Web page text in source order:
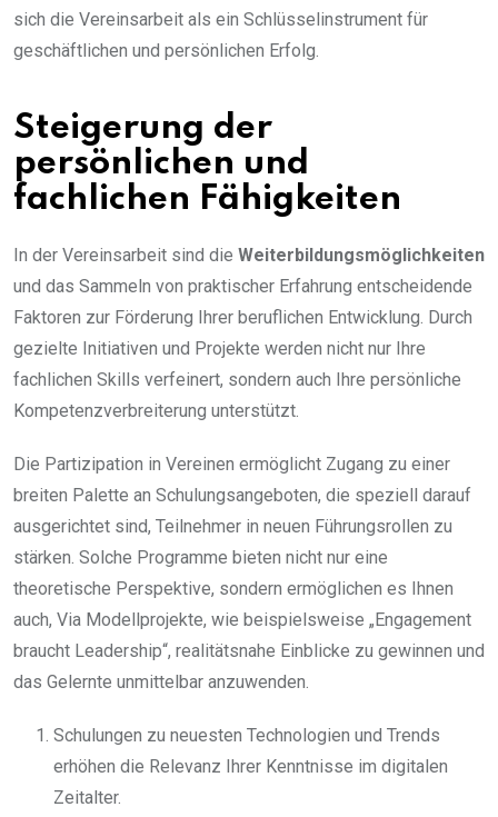
sich die Vereinsarbeit als ein Schlüsselinstrument für
geschäftlichen und persönlichen Erfolg.
Steigerung der
persönlichen und
fachlichen Fähigkeiten
In der Vereinsarbeit sind die Weiterbildungsmöglichkeiten
und das Sammeln von praktischer Erfahrung entscheidende
Faktoren zur Förderung Ihrer beruflichen Entwicklung. Durch
gezielte Initiativen und Projekte werden nicht nur Ihre
fachlichen Skills verfeinert, sondern auch Ihre persönliche
Kompetenzverbreiterung unterstützt.
Die Partizipation in Vereinen ermöglicht Zugang zu einer
breiten Palette an Schulungsangeboten, die speziell darauf
ausgerichtet sind, Teilnehmer in neuen Führungsrollen zu
stärken. Solche Programme bieten nicht nur eine
theoretische Perspektive, sondern ermöglichen es Ihnen
auch, Via Modellprojekte, wie beispielsweise „Engagement
braucht Leadership“, realitätsnahe Einblicke zu gewinnen und
das Gelernte unmittelbar anzuwenden.
Schulungen zu neuesten Technologien und Trends
erhöhen die Relevanz Ihrer Kenntnisse im digitalen
Zeitalter.